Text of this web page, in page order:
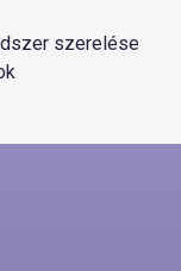
szerelése